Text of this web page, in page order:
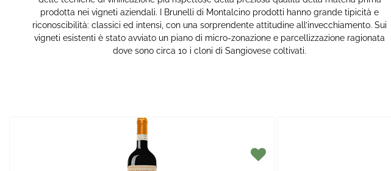
prodotta nei vigneti aziendali. I Brunelli di Montalcino prodotti hanno grande tipicità e
riconoscibilità: classici ed intensi, con una sorprendente attitudine all’invecchiamento. Sui
vigneti esistenti è stato avviato un piano di micro-zonazione e parcellizzazione ragionata
dove sono circa 10 i cloni di Sangiovese coltivati.